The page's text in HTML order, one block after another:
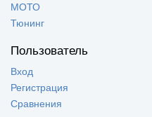
МОТО
Тюнинг
Пользователь
Вход
Регистрация
Сравнения